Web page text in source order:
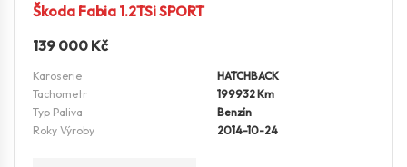
Škoda Fabia 1.2TSi SPORT
139 000 Kč
Karoserie
HATCHBACK
Tachometr
199932 Km
Typ Paliva
Benzín
Roky Výroby
2014-10-24